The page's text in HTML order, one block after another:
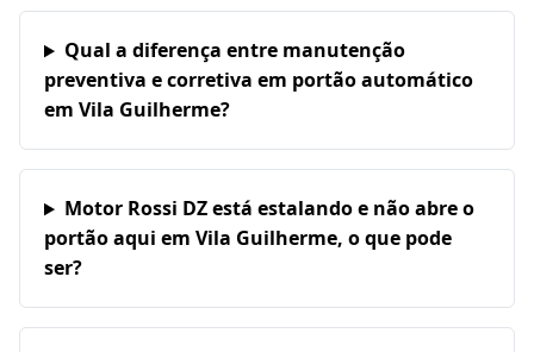
Qual a diferença entre manutenção
preventiva e corretiva em portão automático
em Vila Guilherme?
Motor Rossi DZ está estalando e não abre o
portão aqui em Vila Guilherme, o que pode
ser?